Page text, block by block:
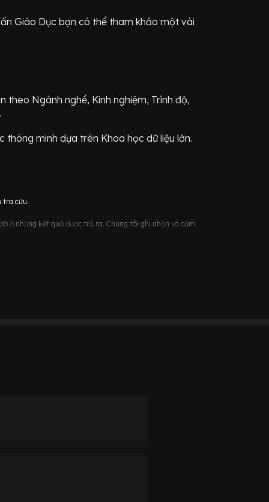
Giáo Dụcbạn có thể tham khảo một vài
theo Ngành nghề, Kinh nghiệm, Trình độ,
thông minh dựa trên Khoa học dữ liệu lớn.
tra cứu.
ở những kết quả được trả ra. Chúng tôi ghi nhận và cảm